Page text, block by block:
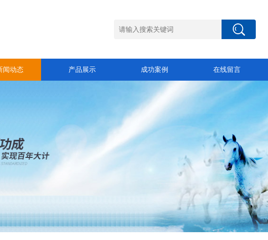
闻动态 产品展示 成功案例 在线留言